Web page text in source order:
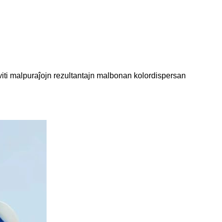
malpuraĵojn rezultantajn malbonan kolordispersan